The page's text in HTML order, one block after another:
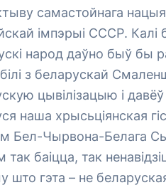
самастойнага
імпэрыі СССР. Калі
народ даўно быў бы
з беларускай
цывілізацыю і
наша хрысьціянская
Бел-Чырвона-Белага
баіцца, так
што гэта – не